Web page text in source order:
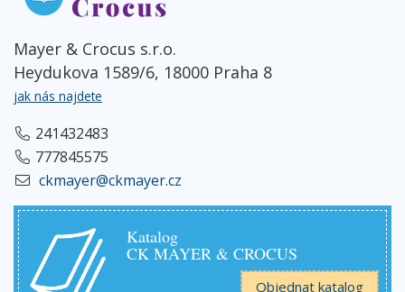
Mayer & Crocus s.r.o.
Heydukova 1589/6, 18000 Praha 8
jak nás najdete
241432483
777845575
ckmayer@ckmayer.cz
Katalog
CK MAYER & CROCUS
Objednat katalog